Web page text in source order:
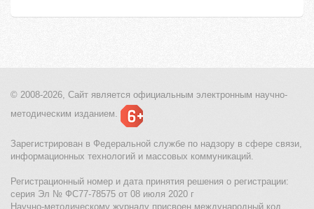
© 2008-2026, Сайт является официальным электронным научно-
методическим изданием.
Зарегистрирован в Федеральной службе по надзору в сфере связи,
информационных технологий и массовых коммуникаций.
Регистрационный номер и дата принятия решения о регистрации:
серия Эл № ФС77-78575 от 08 июля 2020 г
Научно-методическому журналу присвоен международный код